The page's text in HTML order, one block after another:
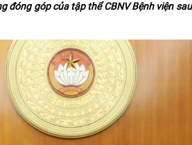
đóng góp của tập thể CBNV Bệnh viện